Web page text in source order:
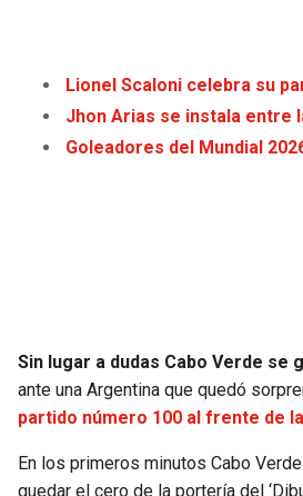
Lionel Scaloni celebra su
Jhon Arias se instala entre
Goleadores del Mundial
Sin lugar a dudas Cabo Verde se
ante una Argentina que quedó
partido número 100 al frente de la
En los primeros minutos Cabo
quedar el cero de la portería del